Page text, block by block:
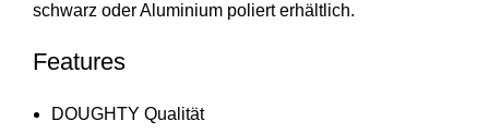
schwarz oder Aluminium poliert erhältlich.
Features
DOUGHTY Qualität